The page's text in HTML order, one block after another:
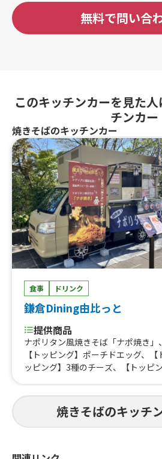
無料で問い合
このキッチンカーを見た
チンカー
焼きそばのキッチンカー
食事 ドリンク
鎌倉Dining由比っと
提供商品
ナポリタン風焼きそば「ナポ焼き」、
【トッピング】ポーチドエッグ、【
ッピング】3種のチーズ、【トッピン
れ肉乗せ、【季節限定トッピング】
やじの野菜まし、ナポリタン風焼きそ
ば「ミニナポ焼き」、ナポリタン風
きそば「ナポ焼き」900、炙り豚バ
ナッツ、アメリカンドッグ、串フラン
焼きそばのキッチ